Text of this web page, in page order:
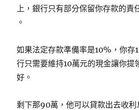
上，銀行只有部分保留你存款的責
。
如果法定存款準備率是10%，你存
行只需要維持10萬元的現金讓你提
好。
剩下那90萬，他可以貸款出去收